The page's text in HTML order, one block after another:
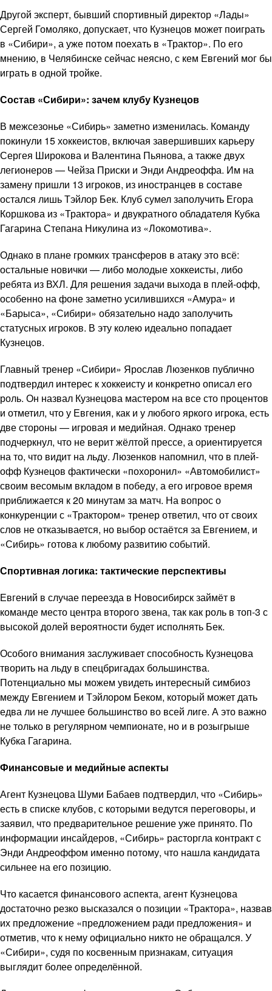
Другой эксперт, бывший спортивный директор «Лады»
Сергей Гомоляко, допускает, что Кузнецов может поиграть
в «Сибири», а уже потом поехать в «Трактор». По его
мнению, в Челябинске сейчас неясно, с кем Евгений мог бы
играть в одной тройке.
Состав «Сибири»: зачем клубу Кузнецов
В межсезонье «Сибирь» заметно изменилась. Команду
покинули 15 хоккеистов, включая завершивших карьеру
Сергея Широкова и Валентина Пьянова, а также двух
легионеров — Чейза Приски и Энди Андреоффа. Им на
замену пришли 13 игроков, из иностранцев в составе
остался лишь Тэйлор Бек. Клуб сумел заполучить Егора
Коршкова из «Трактора» и двукратного обладателя Кубка
Гагарина Степана Никулина из «Локомотива».
Однако в плане громких трансферов в атаку это всё:
остальные новички — либо молодые хоккеисты, либо
ребята из ВХЛ. Для решения задачи выхода в плей-офф,
особенно на фоне заметно усилившихся «Амура» и
«Барыса», «Сибири» обязательно надо заполучить
статусных игроков. В эту колею идеально попадает
Кузнецов.
Главный тренер «Сибири» Ярослав Люзенков публично
подтвердил интерес к хоккеисту и конкретно описал его
роль. Он назвал Кузнецова мастером на все сто процентов
и отметил, что у Евгения, как и у любого яркого игрока, есть
две стороны — игровая и медийная. Однако тренер
подчеркнул, что не верит жёлтой прессе, а ориентируется
на то, что видит на льду. Люзенков напомнил, что в плей-
офф Кузнецов фактически «похоронил» «Автомобилист»
своим весомым вкладом в победу, а его игровое время
приближается к 20 минутам за матч. На вопрос о
конкуренции с «Трактором» тренер ответил, что от своих
слов не отказывается, но выбор остаётся за Евгением, и
«Сибирь» готова к любому развитию событий.
Спортивная логика: тактические перспективы
Евгений в случае переезда в Новосибирск займёт в
команде место центра второго звена, так как роль в топ-3 с
высокой долей вероятности будет исполнять Бек.
Особого внимания заслуживает способность Кузнецова
творить на льду в спецбригадах большинства.
Потенциально мы можем увидеть интересный симбиоз
между Евгением и Тэйлором Беком, который может дать
едва ли не лучшее большинство во всей лиге. А это важно
не только в регулярном чемпионате, но и в розыгрыше
Кубка Гагарина.
Финансовые и медийные аспекты
Агент Кузнецова Шуми Бабаев подтвердил, что «Сибирь»
есть в списке клубов, с которыми ведутся переговоры, и
заявил, что предварительное решение уже принято. По
информации инсайдеров, «Сибирь» расторгла контракт с
Энди Андреоффом именно потому, что нашла кандидата
сильнее на его позицию.
Что касается финансового аспекта, агент Кузнецова
достаточно резко высказался о позиции «Трактора», назвав
их предложение «предложением ради предложения» и
отметив, что к нему официально никто не обращался. У
«Сибири», судя по косвенным признакам, ситуация
выглядит более определённой.